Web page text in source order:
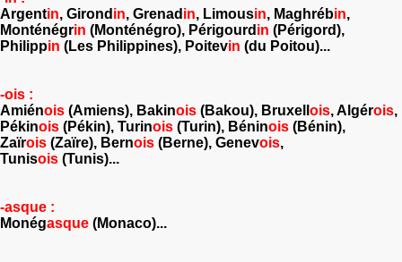
Argentin, Girond in, Grenad in, Limousin, Maghrébin,
Monténégrin (Monténégro), Périgourd in (Périgord),
Philippin (Les Philippines), Poitevin (du Poitou)...
-ois :
Amiénois (Amiens), Bakinois (Bakou), Bruxell ois, Algérois,
Pékinois (Pékin), Turinois (Turin), Béninois (Bénin),
Zaïrois (Zaïre), Bernois (Berne), Genevois,
Tunisois (Tunis)...
-asque :
Monégasque (Monaco)...